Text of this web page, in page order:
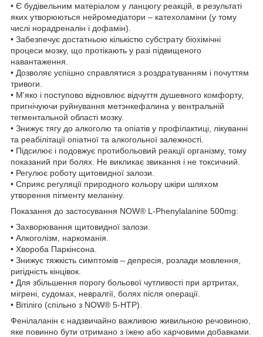
• Є будівельним матеріалом у ланцюгу реакцій, в результаті
яких утворюються нейромедіатори – катехоламіни (у тому
числі норадреналін і дофамін).
• Забезпечує достатньою кількістю субстрату біохімічні
процеси мозку, що протікають у разі підвищеного
навантаження.
• Дозволяє успішно справлятися з роздратуванням і почуттям
тривоги.
• М'яко і поступово відновлює відчуття душевного комфорту,
пригнічуючи руйнування метэнкефалина у вентральній
тегментальной області мозку.
• Знижує тягу до алкоголю та опіатів у профілактиці, лікуванні
та реабілітації опіатної та алкогольної залежності.
• Підсилює і подовжує протибольовий реакції організму, тому
показаний при болях. Не викликає звикання і не токсичний.
• Регулює роботу щитовидної залози.
• Сприяє регуляції природного кольору шкіри шляхом
утворення пігменту меланіну.
Показання до застосування NOW® L-Phenylalanine 500mg:
• Захворювання щитовидної залози.
• Алкоголізм, наркоманія.
• Хвороба Паркінсона.
• Знижує тяжкість симптомів – депресія, розлади мовлення,
ригідність кінцівок.
• Для збільшення порогу больової чутливості при артритах,
мігрені, судомах, невралгії, болях після операції.
• Вітіліго (спільно з NOW® 5-НТР).
Фенілаланін є надзвичайно важливою живильною речовиною,
яке повинно бути отримано з їжею або харчовими добавками.